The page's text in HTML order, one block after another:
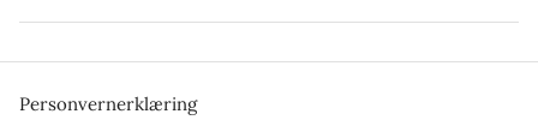
Personvernerklæring